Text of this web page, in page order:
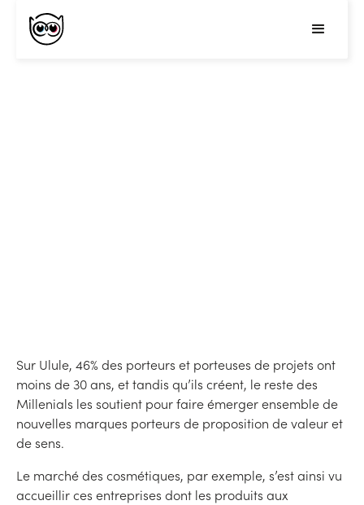
Sur Ulule, 46% des porteurs et porteuses de projets ont
moins de 30 ans, et tandis qu’ils créent, le reste des
Millenials les soutient pour faire émerger ensemble de
nouvelles marques porteurs de proposition de valeur et
de sens.
Le marché des cosmétiques, par exemple, s’est ainsi vu
accueillir ces entreprises dont les produits aux